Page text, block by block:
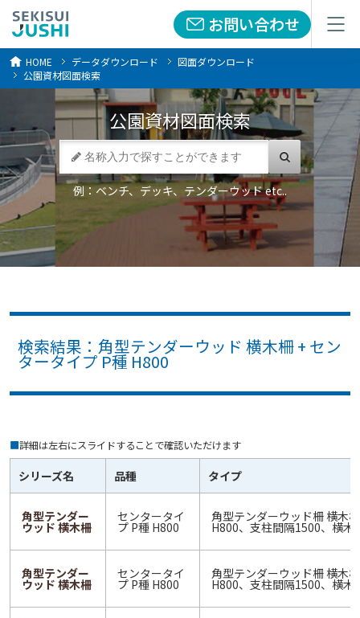
お問い合わせ
メニュー お問い合わせ
メニュー
HOME データダウンロード
図面ダウンロード
公園資材図面検索
公園資材図面検索
例：ベンチ、デッキ、テンダーウッド etc..
検索結果：角型テンダーウッド 横木柵 + セン
タータイプ P種 H800
■詳細は左右にスライドすることで確認いただけます
シリーズ名 品種 タイプ
角型テンダー
ウッド 横木柵
センタータイ
プ P種 H800
角型テンダーウッド柵 横木柵
H800、支柱間隔1500、横木
角型テンダー
ウッド 横木柵
センタータイ
プ P種 H800
角型テンダーウッド柵 横木柵
H800、支柱間隔1500、横木